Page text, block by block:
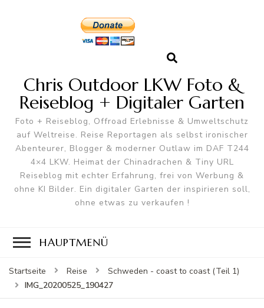
Chris Outdoor LKW Foto &
Reiseblog + Digitaler Garten
Foto + Reiseblog, Offroad Erlebnisse & Umweltschutz
auf Weltreise. Reise Reportagen als selbst ironischer
Abenteurer, Blogger & moderner Outlaw im DAF T244
4×4 LKW. Heimat der Chinadrachen & Tiny URL
Reiseblog mit echter Erfahrung, frei von Werbung &
ohne KI Bilder. Ein digitaler Garten der inspirieren soll,
ohne etwas zu verkaufen !
HAUPTMENÜ
Startseite Reise
Schweden - coast to coast (Teil 1)
IMG_20200525_190427